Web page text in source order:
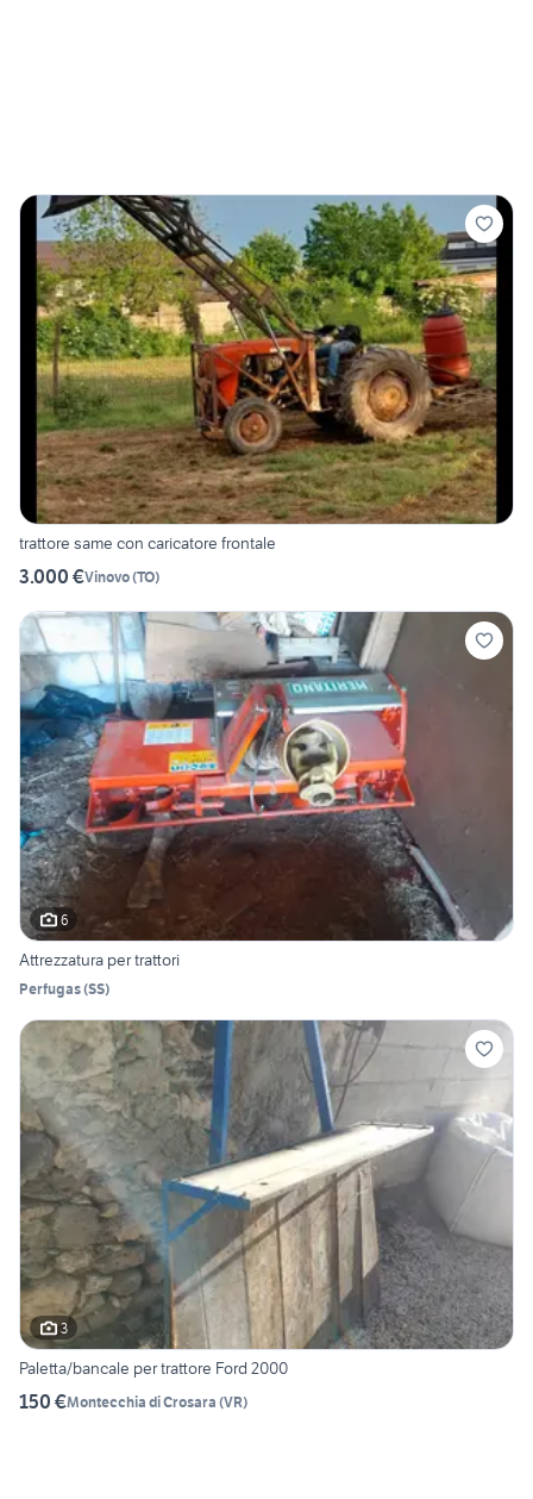
trattore same con caricatore frontale
3.000 €Vinovo(TO)
6
Attrezzatura per trattori
Perfugas(SS)
3
Paletta/bancale per trattore Ford 2000
150 €Montecchia di Crosara (VR)